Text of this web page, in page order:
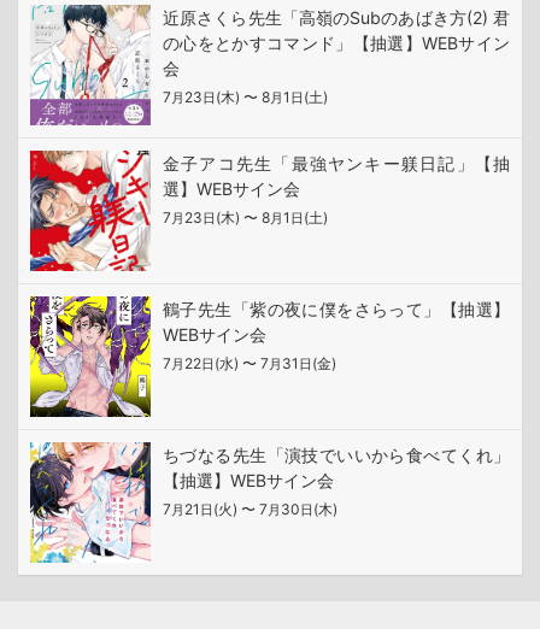
近原さくら先生「高嶺のSubのあばき方(2) 君
の心をとかすコマンド」【抽選】WEBサイン
会
7 月 23 日 (木) 〜 8月 1 日 (土)
金子アコ先生「最強ヤンキー躾日記」【抽
選】WEBサイン会
7 月 23 日 (木) 〜 8月 1 日 (土)
鶴子先生「紫の夜に僕をさらって」【抽選】
WEBサイン会
7 月 22日 (水) 〜 7 月 31 日 (金)
ちづなる先生「演技でいいから食べてくれ」
【抽選】WEBサイン会
7 月 21 日 (火) 〜 7 月 30 日 (木)